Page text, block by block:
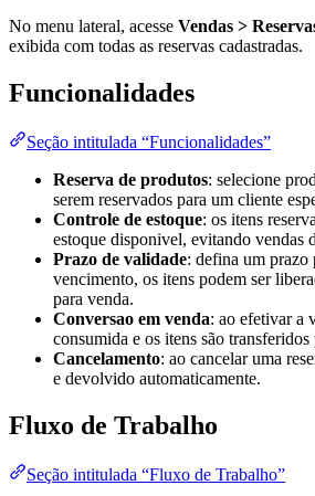
No menu lateral, acesse Vendas >
exibida com todas as reservas cadastradas.
Funcionalidades
Seção intitulada “Funcionalidades”
Reserva de produtos: selecione
serem reservados para um cliente
Controle de estoque: os itens
estoque disponivel, evitando vendas
Prazo de validade: defina um prazo
vencimento, os itens podem ser
para venda.
Conversao em venda: ao efetivar a
consumida e os itens são
Cancelamento: ao cancelar uma
e devolvido automaticamente.
Fluxo de Trabalho
Seção intitulada “Fluxo de Trabalho”